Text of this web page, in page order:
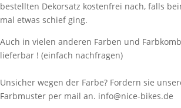
bestellten Dekorsatz kostenfrei nach, falls
mal etwas schief ging.
Auch in vielen anderen Farben und
lieferbar ! (einfach nachfragen)
Unsicher wegen der Farbe? Fordern sie
Farbmuster per mail an. info@nice-bikes.de